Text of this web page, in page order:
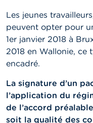
Les jeunes
peuvent opter pour
1er janvier 2018 à
2018 en Wallonie,
encadré.
La signature d’un
l’application du
de l’accord
soit la qualité des